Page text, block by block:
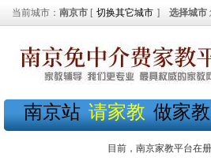
当前城市： 南京市 [ 切换其它城市 ] 选择城市
南京站 请家教 做家教
目前，南京家教平台在